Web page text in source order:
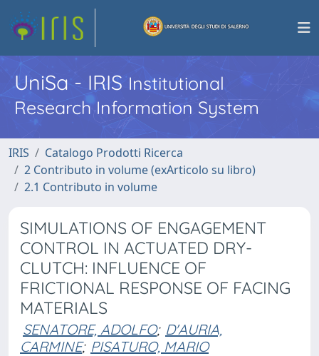
UniSa - IRISInstitutional
Research Information System
IRIS
Catalogo Prodotti Ricerca
2 Contributo in volume (exArticolo su libro)
2.1 Contributo in volume
SIMULATIONS OF ENGAGEMENT
CONTROL IN ACTUATED DRY-
CLUTCH: INFLUENCE OF
FRICTIONAL RESPONSE OF FACING
MATERIALS
SENATORE, ADOLFO; D'AURIA,
CARMINE; PISATURO, MARIO